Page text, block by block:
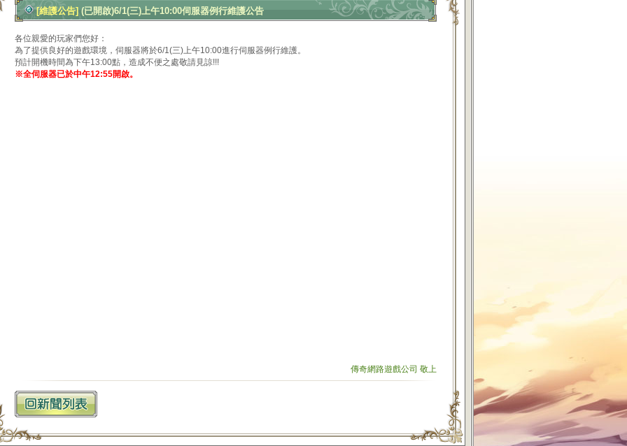
[維護公告] (已開啟)6/1(三)上午10:00伺服器例行維護公告
各位親愛的玩家們您好：
為了提供良好的遊戲環境，伺服器將於6/1(三)上午10:00進行伺服器例行維護。
預計開機時間為下午13:00點，造成不便之處敬請見諒!!!
※全伺服器已於中午12:55開啟。
傳奇網路遊戲公司 敬上